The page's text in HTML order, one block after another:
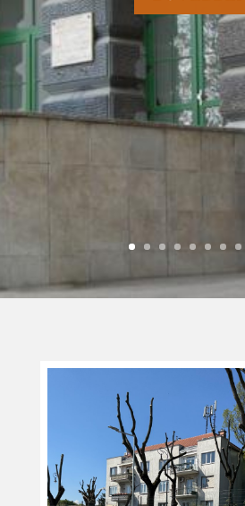
váltását.
évfolyamos
esetében a
második
lehetséges!)
BŐVEBBEN